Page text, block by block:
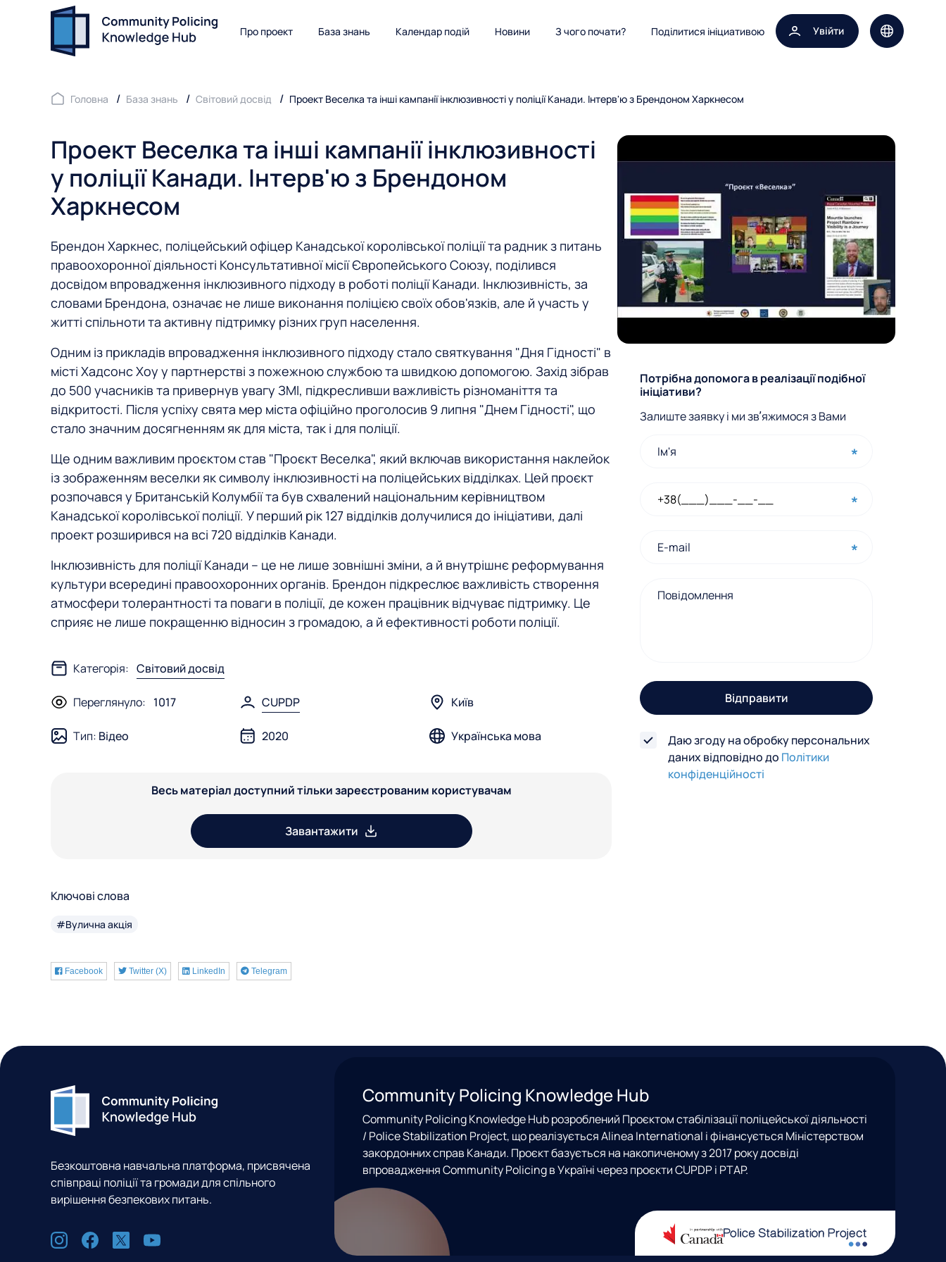
Про проект База знань Календар подій Новини З чого почати? Поділитися ініциативою Увійти Вибір мови
Головна База знань Світовий досвід Проект Веселка та інші кампанії інклюзивності у поліції Канади. Інтерв'ю з Брендоном Харкнесом
Проект Веселка та інші кампанії інклюзивності
у поліції Канади. Інтерв'ю з Брендоном
Харкнесом
Брендон Харкнес, поліцейський офіцер Канадської королівської поліції та радник з питань
правоохоронної діяльності Консультативної місії Європейського Союзу, поділився
досвідом впровадження інклюзивного підходу в роботі поліції Канади. Інклюзивність, за
словами Брендона, означає не лише виконання поліцією своїх обов'язків, але й участь у
житті спільноти та активну підтримку різних груп населення.
Одним із прикладів впровадження інклюзивного підходу стало святкування "Дня Гідності" в
місті Хадсонс Хоу у партнерстві з пожежною службою та швидкою допомогою. Захід зібрав
до 500 учасників та привернув увагу ЗМІ, підкресливши важливість різноманіття та
відкритості. Після успіху свята мер міста офіційно проголосив 9 липня "Днем Гідності", що
стало значним досягненням як для міста, так і для поліції.
Ще одним важливим проєктом став "Проєкт Веселка", який включав використання наклейок
із зображенням веселки як символу інклюзивності на поліцейських відділках. Цей проєкт
розпочався у Британській Колумбії та був схвалений національним керівництвом
Канадської королівської поліції. У перший рік 127 відділків долучилися до ініціативи, далі
проект розширився на всі 720 відділків Канади.
Інклюзивність для поліції Канади – це не лише зовнішні зміни, а й внутрішнє реформування
культури всередині правоохоронних органів. Брендон підкреслює важливість створення
атмосфери толерантності та поваги в поліції, де кожен працівник відчуває підтримку. Це
сприяє не лише покращенню відносин з громадою, а й ефективності роботи поліції.
Категорія: Світовий досвід
Переглянуло: 1017 CUPDP Київ
Тип: Відео 2020 Українська мова
Весь матеріал доступний тільки зареєстрованим користувачам
Завантажити
Ключові слова
#Вулична акція
Facebook Twitter (X) LinkedIn Telegram
Ф
о
р
з
в
Потрібна допомога в реалізації подібної
ініціативи?
Залиште заявку і ми звʼяжимося з Вами
Відправити
Даю згоду на обробку персональних
даних відповідно до Політики
конфіденційності
Безкоштовна навчальна платформа, присвячена
співпраці поліції та громади для спільного
вирішення безпекових питань.
С
оI
F
X
Y
Community Policing Knowledge Hub
Community Policing Knowledge Hub розроблений Проєктом стабілізації поліцейської діяльності
/ Police Stabilization Project, що реалізується Alinea International і фінансується Міністерством
закордонних справ Канади. Проєкт базується на накопиченому з 2017 року досвіді
впровадження Community Policing в Україні через проєкти CUPDP і PTAP.